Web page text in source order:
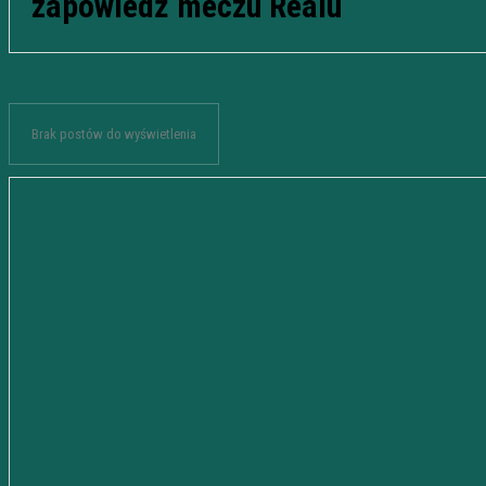
Brak postów do wyświetlenia